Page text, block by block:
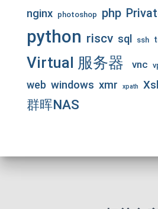
nginx photoshop php
python riscv sql ssh
Virtual 服务器 vnc
web windows xmr xpath
群晖NAS